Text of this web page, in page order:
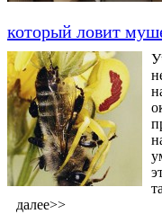
который ловит
далее>>